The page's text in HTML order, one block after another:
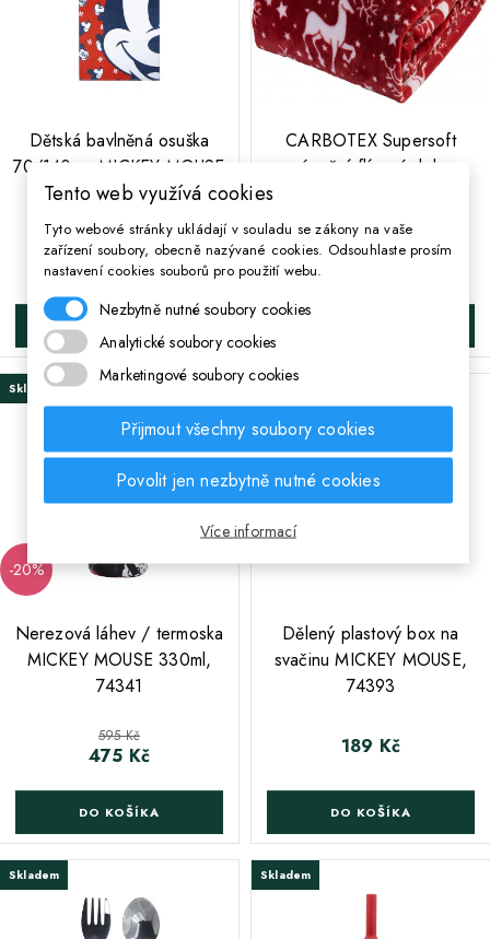
Dětská bavlněná osuška
70/140cm MICKEY MOUSE
Legend, 2200003862
Cena
308 Kč
DO KOŠÍKA
CARBOTEX Supersoft
vánoční flísová deka
ROT211003
-20%
Skladem
Nerezová láhev / termoska
MICKEY MOUSE 330ml,
74341
Běžná cena
595 Kč
Cena
475 Kč
DO KOŠÍKA
Dělený plastový box na
svačinu MICKEY MOUSE,
74393
Cena
189 Kč
DO KOŠÍKA
Skladem Skladem
Tento web využívá cookies
Tyto webové stránky ukládají v souladu se zákony na vaše
zařízení soubory, obecně nazývané cookies. Odsouhlaste prosím
nastavení cookies souborů pro použití webu.
Nezbytně nutné soubory cookies
Analytické soubory cookies
Marketingové soubory cookies
Přijmout všechny soubory cookies
Povolit jen nezbytně nutné cookies
Více informací